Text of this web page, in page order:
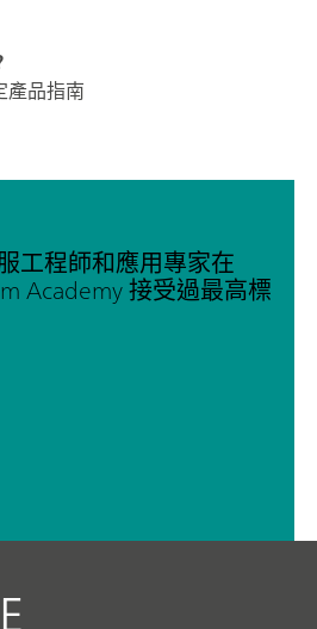
產品指南
工程師和應用專家在
Academy 接受過最高標